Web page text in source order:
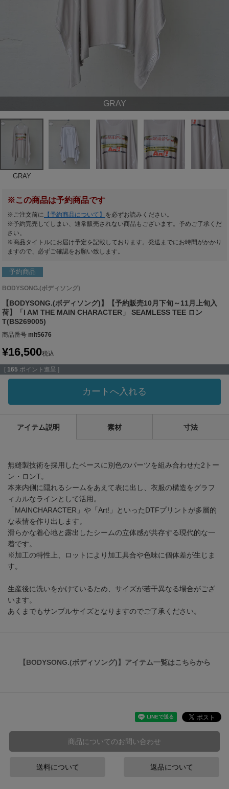
GRAY
GRAY
※この商品は予約商品です
※ご注文前に 【予約商品について】 を必ずお読みください。
※予約完売してしまい、通常販売されない商品もございます。予めご了承くだ
さい。
※商品タイトルにお届け予定を記載しております。発送までにお時間がかかり
ますので、必ずご確認をお願い致します。
予約商品
BODYSONG.(ボディソング)
【BODYSONG.(ボディソング)】【予約販売10月下旬～11月上旬入
荷】「I AM THE MAIN CHARACTER」 SEAMLESS TEE ロン
T(BS269005)
商品番号 mlt5676
¥16,500税込
[ 165 ポイント進呈 ]
カートへ入れる
アイテム説明 素材 寸法
無縫製技術を採用したベースに別色のパーツを組み合わせた2トー
ン・ロンT。
本来内側に隠れるシームをあえて表に出し、衣服の構造をグラフ
ィカルなラインとして活用。
「MAINCHARACTER」や「Art!」といったDTFプリントが多層的
な表情を作り出します。
滑らかな着心地と露出したシームの立体感が共存する現代的な一
着です。
※加工の特性上、ロットにより加工具合や色味に個体差が生じま
す。
生産後に洗いをかけているため、サイズが若干異なる場合がござ
います。
あくまでもサンプルサイズとなりますのでご了承ください。
【BODYSONG.(ボディソング)】アイテム一覧はこちらから
商品についてのお問い合わせ
送料について 返品について